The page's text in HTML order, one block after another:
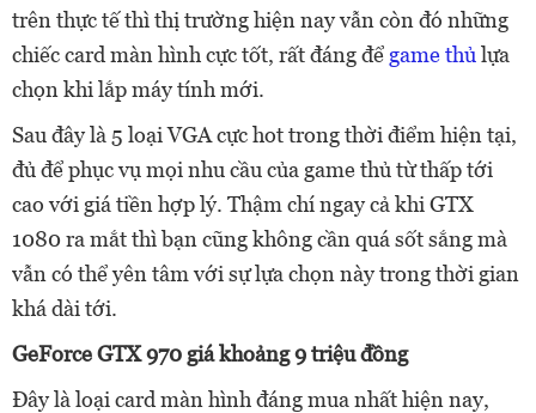
trên thực tế thì thị trường hiện nay vẫn còn đó những
chiếc card màn hình cực tốt, rất đáng để game thủ lựa
chọn khi lắp máy tính mới.
Sau đây là 5 loại VGA cực hot trong thời điểm hiện tại,
đủ để phục vụ mọi nhu cầu của game thủ từ thấp tới
cao với giá tiền hợp lý. Thậm chí ngay cả khi GTX
1080 ra mắt thì bạn cũng không cần quá sốt sắng mà
vẫn có thể yên tâm với sự lựa chọn này trong thời gian
khá dài tới.
GeForce GTX 970 giá khoảng 9 triệu đồng
Đây là loại card màn hình đáng mua nhất hiện nay,